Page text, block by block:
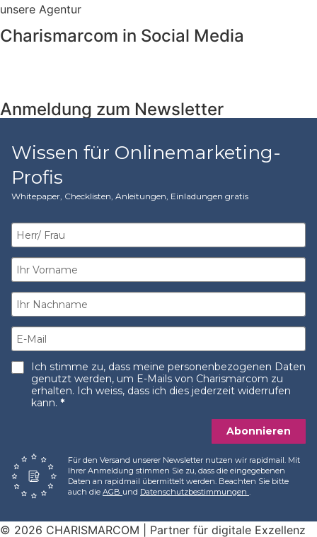
unsere Agentur
Charismarcom in Social Media
Anmeldung zum Newsletter
Wissen für Onlinemarketing-
Profis
Whitepaper, Checklisten, Anleitungen, Einladungen gratis​
Ich stimme zu, dass meine personenbezogenen Daten
genutzt werden, um E-Mails von Charismarcom zu
erhalten. Ich weiss, dass ich dies jederzeit widerrufen
kann.
Abonnieren
Für den Versand unserer Newsletter nutzen wir rapidmail. Mit
Ihrer Anmeldung stimmen Sie zu, dass die eingegebenen
Daten an rapidmail übermittelt werden. Beachten Sie bitte
auch die AGB und Datenschutzbestimmungen .
© 2026 CHARISMARCOM | Partner für digitale Exzellenz